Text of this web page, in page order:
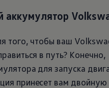
аккумулятор
того, чтобы ваш
в путь? Конечно,
для запуска
принесет вам двойную